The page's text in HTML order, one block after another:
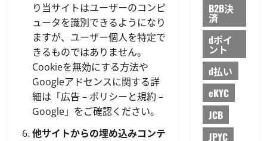
り当サイトはユーザーのコンピ
ュータを識別できるようになり
ますが、ユーザー個人を特定で
きるものではありません。
Cookieを無効にする方法や
Googleアドセンスに関する詳
細は「広告 – ポリシーと規約 –
Google」をご確認ください。
他サイトからの埋め込みコンテ
B2B決
済
dポイ
ント
d払い
eKYC
JCB
JPYC